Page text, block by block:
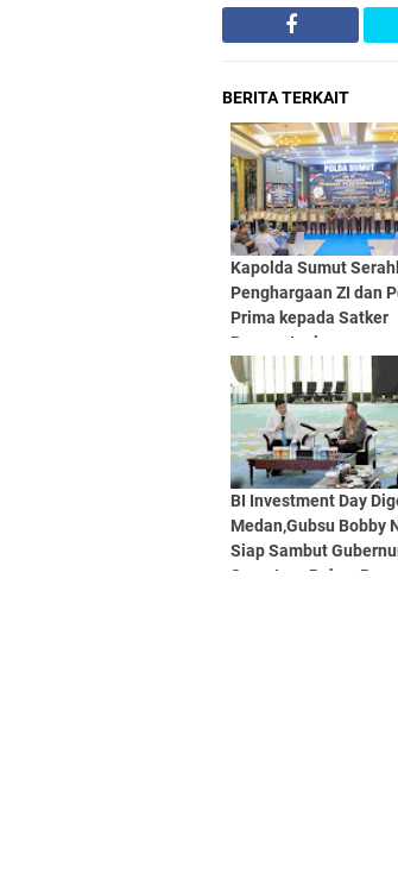
BERITA TERKAIT
Kapolda Sumut
Penghargaan ZI dan
Prima kepada Satker
Berprestasi
BI Investment Day
Medan,Gubsu Bobby
Siap Sambut
Sumatera Bahas